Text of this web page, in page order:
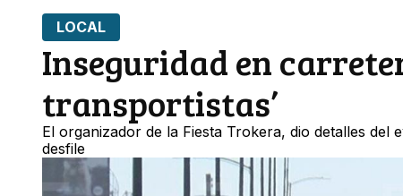
LOCAL
Inseguridad en
transportistas’
El organizador de la Fiesta Trokera, dio detalles
desfile